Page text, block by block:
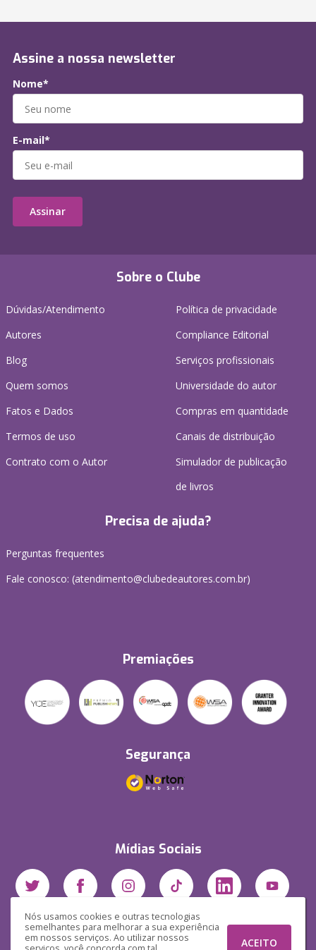
Nós usamos cookies e outras tecnologias
semelhantes para melhorar a sua experiência
em nossos serviços. Ao utilizar nossos
ACEITO
Sobre o Clube
Dúvidas/Atendimento
Autores
Blog
Quem somos
Fatos e Dados
Termos de uso
Contrato com o Autor
Política de privacidade
Compliance Editorial
Serviços profissionais
Universidade do autor
Compras em quantidade
Canais de distribuição
Simulador de publicação
de livros
Precisa de ajuda?
Perguntas frequentes
Fale conosco: (atendimento@clubedeautores.com.br)
Premiações
Segurança
Mídias Sociais
Assine a nossa newsletter
Nome*
E-mail*
Assinar